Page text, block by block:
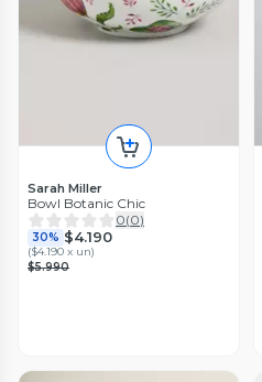
Sarah Miller
Bowl Botanic Chic
0(0)
30% $4.190
($4.190 x un)
$5.990